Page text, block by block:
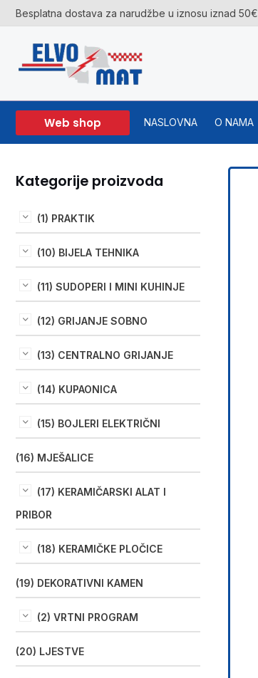
Skip
to
content
Besplatna dostava za narudžbe u iznosu iznad 50€
Web shop NASLOVNA O NAMA
Kategorije proizvoda
(1) PRAKTIK
(10) BIJELA TEHNIKA
(11) SUDOPERI I MINI KUHINJE
(12) GRIJANJE SOBNO
(13) CENTRALNO GRIJANJE
(14) KUPAONICA
(15) BOJLERI ELEKTRIČNI
(16) MJEŠALICE
(17) KERAMIČARSKI ALAT I
PRIBOR
(18) KERAMIČKE PLOČICE
(19) DEKORATIVNI KAMEN
(2) VRTNI PROGRAM
(20) LJESTVE